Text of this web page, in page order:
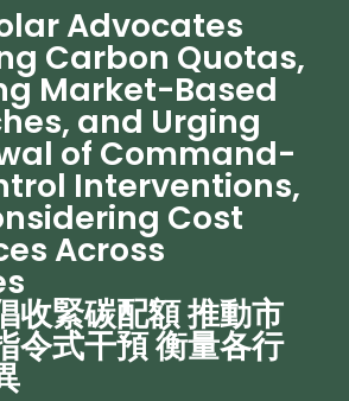
Advocates
Carbon Quotas,
Market-Based
and Urging
of Command-
Interventions,
Cost
Across
收緊碳配額 推動市
令式⼲預 衡量各⾏